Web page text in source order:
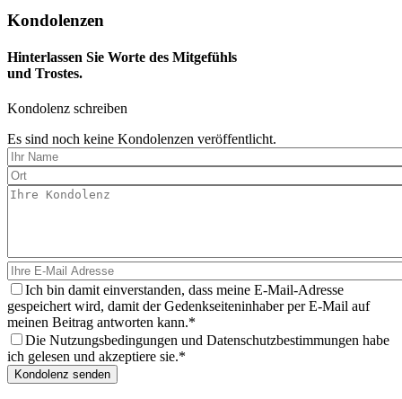
Kondolenzen
Hinterlassen Sie Worte des Mitgefühls
und Trostes.
Kondolenz schreiben
Es sind noch keine Kondolenzen veröffentlicht.
Ich bin damit einverstanden, dass meine E-Mail-Adresse
gespeichert wird, damit der Gedenkseiteninhaber per E-Mail auf
meinen Beitrag antworten kann.
Die Nutzungsbedingungen und Datenschutzbestimmungen habe
ich gelesen und akzeptiere sie.